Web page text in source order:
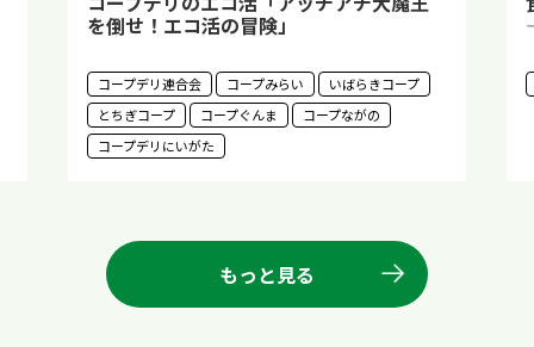
を倒せ！エコ活の冒険」
コープデリ連合会 コープみらい
いばらきコープ
とちぎコープ
コープぐんま
コープながの
コープデリにいがた
もっと見る